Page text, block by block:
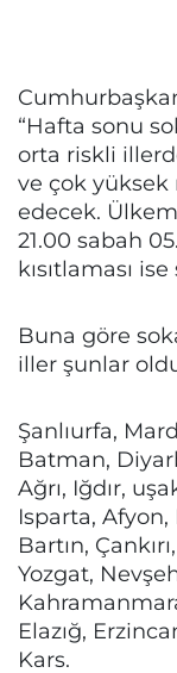
“Hafta sonu
orta riskli
ve çok
edecek.
21.00 sabah
kısıtlaması
Buna göre
iller şunlar
Şanlıurfa,
Batman,
Ağrı, Iğdır,
Isparta,
Bartın,
Yozgat,
Elazığ,
Kars.